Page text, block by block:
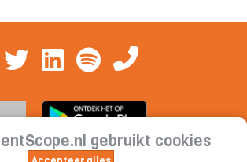
gebruikt cookies